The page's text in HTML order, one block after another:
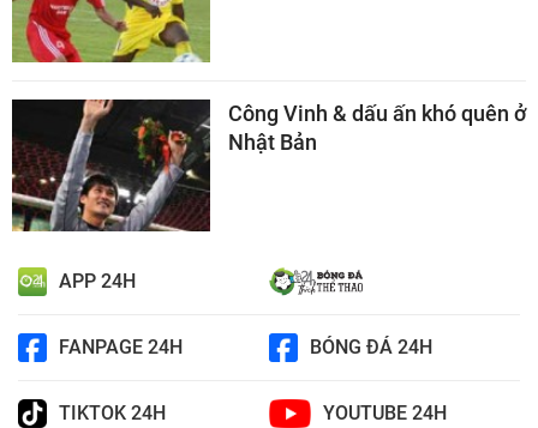
Công Vinh & dấu ấn khó quên ở
Nhật Bản
APP 24H
FANPAGE 24H BÓNG ĐÁ 24H
TIKTOK 24H YOUTUBE 24H